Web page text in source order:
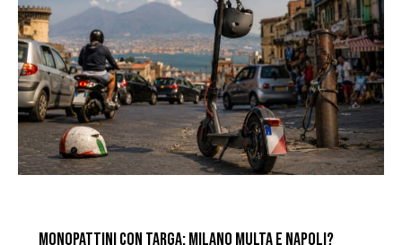
MONOPATTINI CON TARGA: MILANO MULTA E NAPOLI?